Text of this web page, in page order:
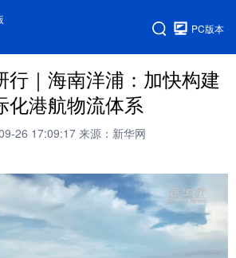
PC版本
行｜海南洋浦：加快构建
化港航物流体系
26 17:09:17 来源：新华网